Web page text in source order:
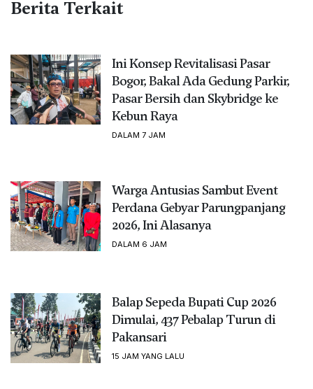
Berita Terkait
Ini Konsep Revitalisasi Pasar
Bogor, Bakal Ada Gedung Parkir,
Pasar Bersih dan Skybridge ke
Kebun Raya
DALAM 7 JAM
Warga Antusias Sambut Event
Perdana Gebyar Parungpanjang
2026, Ini Alasanya
DALAM 6 JAM
Balap Sepeda Bupati Cup 2026
Dimulai, 437 Pebalap Turun di
Pakansari
15 JAM YANG LALU